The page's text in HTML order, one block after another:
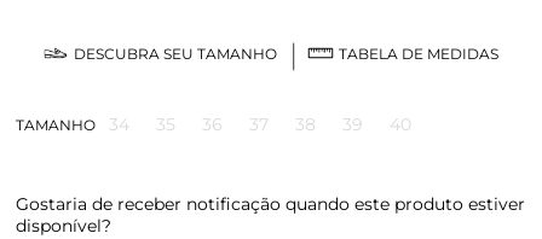
DESCUBRA SEU TAMANHO TABELA DE MEDIDAS
TAMANHO 34 35 36 37 38 39 40
Gostaria de receber notificação quando este produto estiver
disponível?